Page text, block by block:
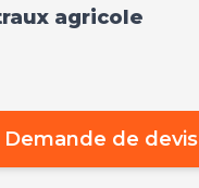
agricole
Demande de devis